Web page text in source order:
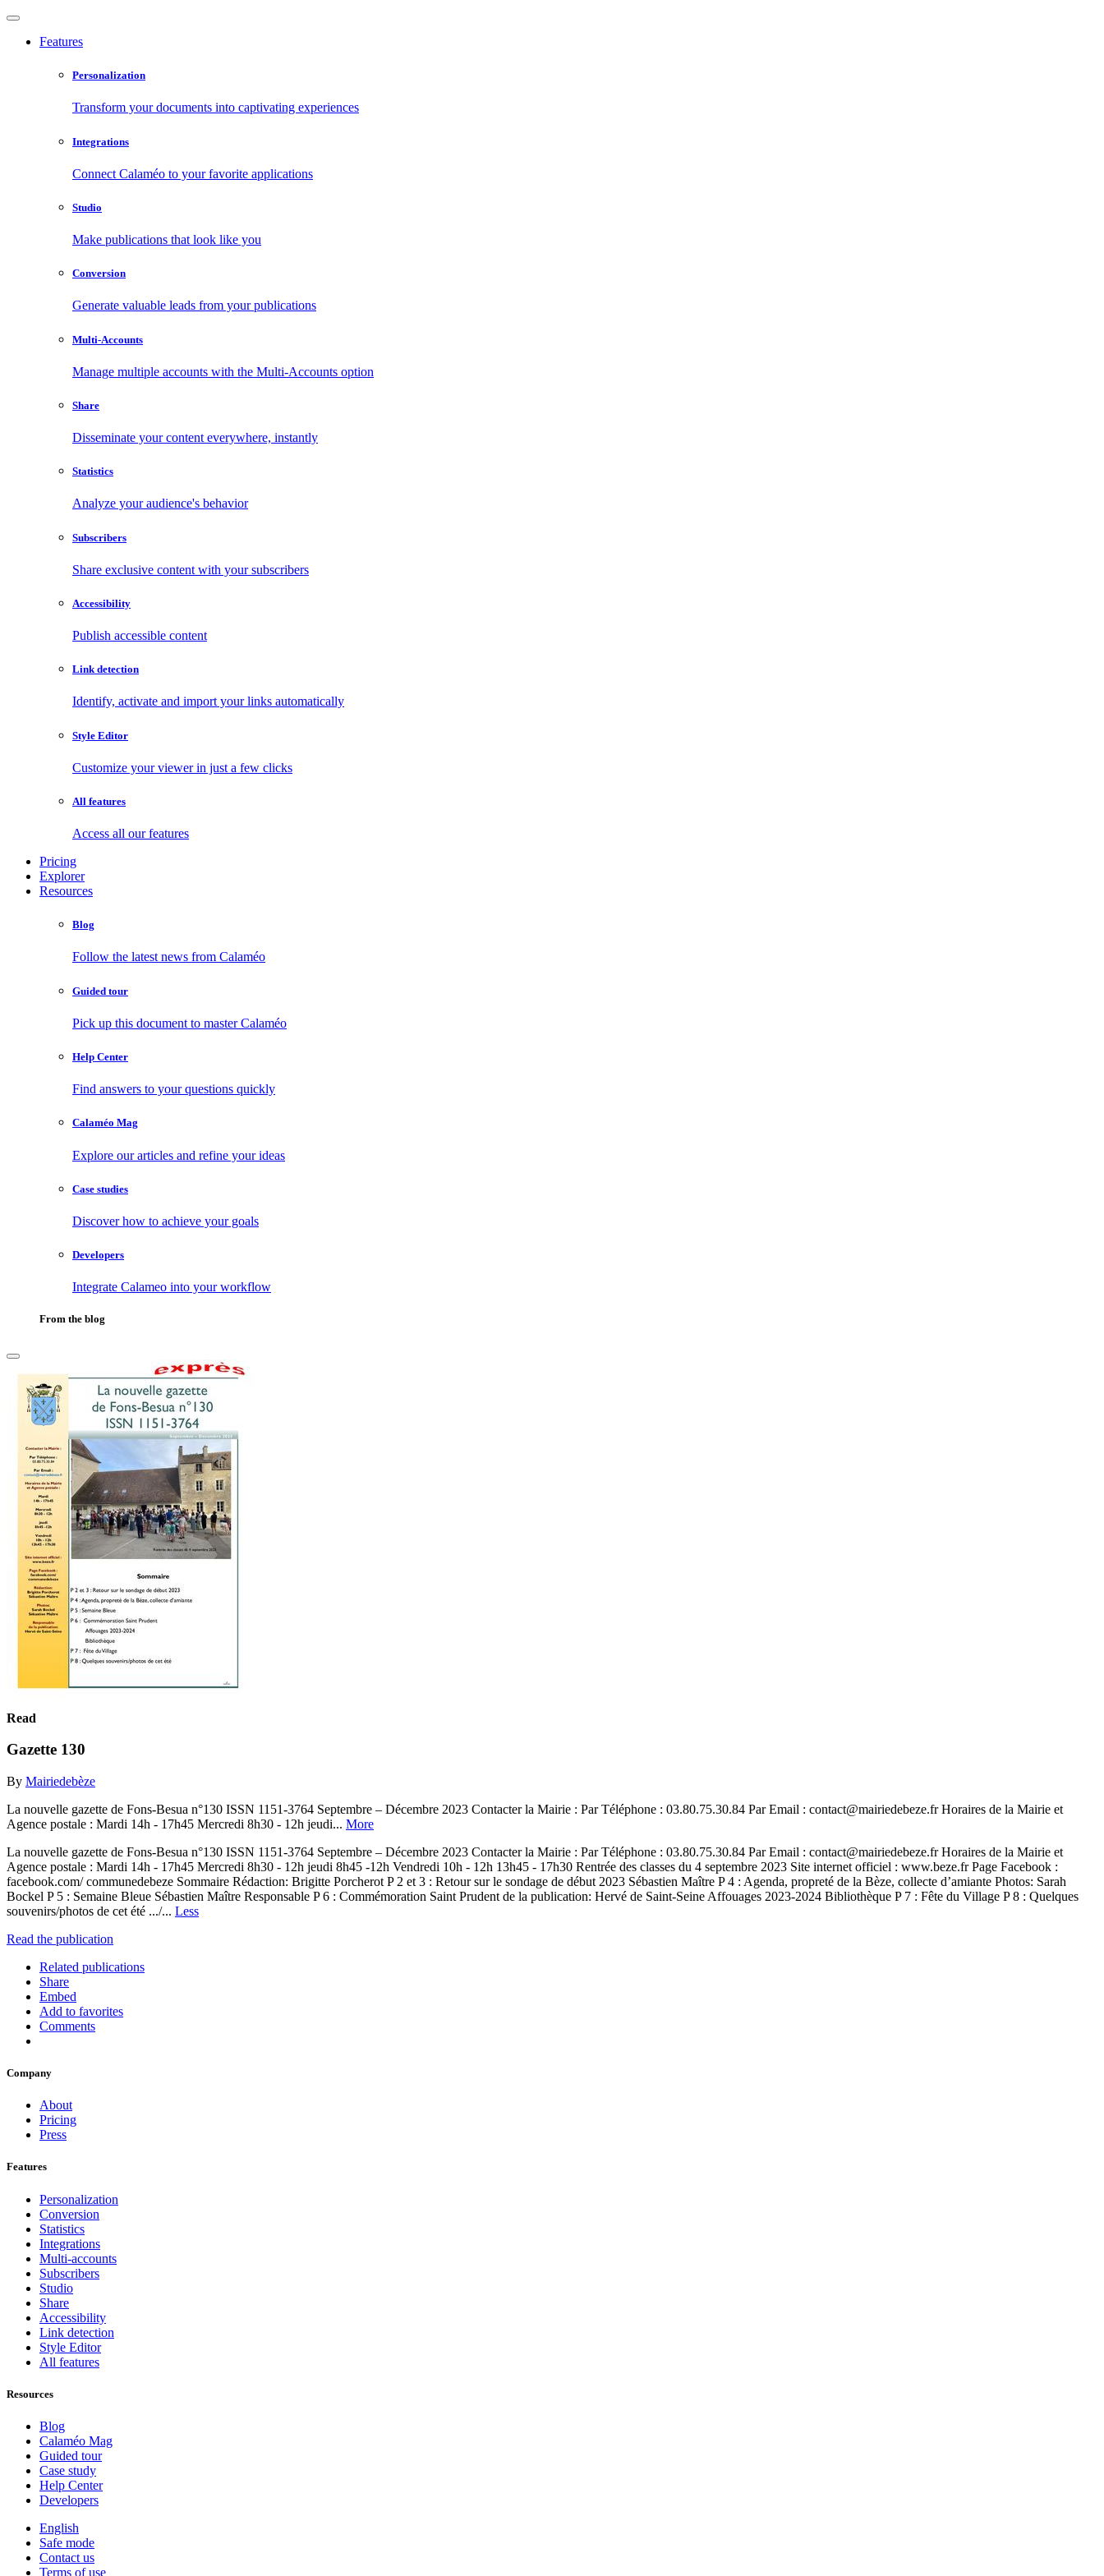
Features
Personalization
Transform your documents into captivating experiences
Integrations
Connect Calaméo to your favorite applications
Studio
Make publications that look like you
Conversion
Generate valuable leads from your publications
Multi-Accounts
Manage multiple accounts with the Multi-Accounts option
Share
Disseminate your content everywhere, instantly
Statistics
Analyze your audience's behavior
Subscribers
Share exclusive content with your subscribers
Accessibility
Publish accessible content
Link detection
Identify, activate and import your links automatically
Style Editor
Customize your viewer in just a few clicks
All features
Access all our features
Pricing
Explorer
Resources
Blog
Follow the latest news from Calaméo
Guided tour
Pick up this document to master Calaméo
Help Center
Find answers to your questions quickly
Calaméo Mag
Explore our articles and refine your ideas
Case studies
Discover how to achieve your goals
Developers
Integrate Calameo into your workflow
From the blog
Read
Gazette 130
By Mairiedebèze
La nouvelle gazette de Fons-Besua n°130 ISSN 1151-3764 Septembre – Décembre 2023 Contacter la Mairie : Par Téléphone : 03.80.75.30.84 Par Email : contact@mairiedebeze.fr Horaires de la Mairie et
Agence postale : Mardi 14h - 17h45 Mercredi 8h30 - 12h jeudi... More
La nouvelle gazette de Fons-Besua n°130 ISSN 1151-3764 Septembre – Décembre 2023 Contacter la Mairie : Par Téléphone : 03.80.75.30.84 Par Email : contact@mairiedebeze.fr Horaires de la Mairie et
Agence postale : Mardi 14h - 17h45 Mercredi 8h30 - 12h jeudi 8h45 -12h Vendredi 10h - 12h 13h45 - 17h30 Rentrée des classes du 4 septembre 2023 Site internet officiel : www.beze.fr Page Facebook :
facebook.com/ communedebeze Sommaire Rédaction: Brigitte Porcherot P 2 et 3 : Retour sur le sondage de début 2023 Sébastien Maître P 4 : Agenda, propreté de la Bèze, collecte d’amiante Photos: Sarah
Bockel P 5 : Semaine Bleue Sébastien Maître Responsable P 6 : Commémoration Saint Prudent de la publication: Hervé de Saint-Seine Affouages 2023-2024 Bibliothèque P 7 : Fête du Village P 8 : Quelques
souvenirs/photos de cet été .../... Less
Read the publication
Related publications
Share
Embed
Add to favorites
Comments
Company
About
Pricing
Press
Features
Personalization
Conversion
Statistics
Integrations
Multi-accounts
Subscribers
Studio
Share
Accessibility
Link detection
Style Editor
All features
Resources
Blog
Calaméo Mag
Guided tour
Case study
Help Center
Developers
English
Safe mode
Contact us
Terms of use